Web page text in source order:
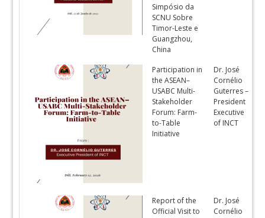
Simpósio da
SCNU Sobre
Timor-Leste e
Guangzhou,
China
Participation in
the ASEAN–
USABC Multi-
Stakeholder
Forum: Farm-
to-Table
Initiative
Dr. José
Cornélio
Guterres –
President
Executive
of INCT
Report of the
Official Visit to
Dr. José
Cornélio